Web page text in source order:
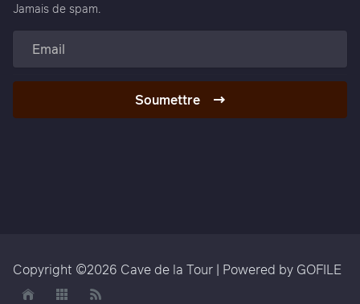
Jamais de spam.
Soumettre
Copyright ©2026 Cave de la Tour | Powered by GOFILE